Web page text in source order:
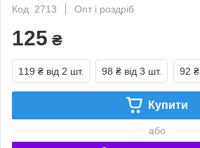
Код: 2713
Опт і роздріб
125 ₴
119 ₴ від 2 шт. 98 ₴ від 3 шт. 92 ₴
Купити
або